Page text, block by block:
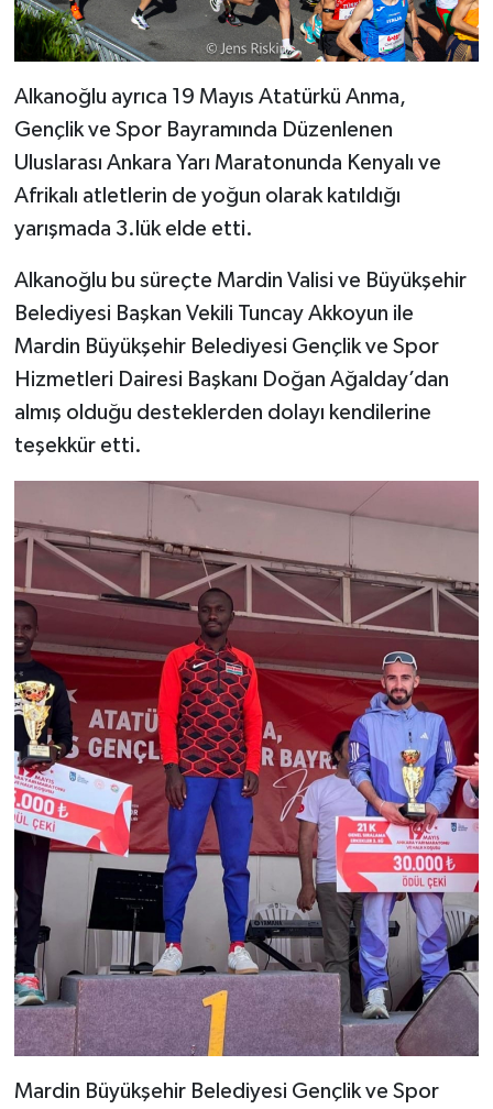
Alkanoğlu ayrıca 19 Mayıs Atatürkü Anma,
Gençlik ve Spor Bayramında Düzenlenen
Uluslarası Ankara Yarı Maratonunda Kenyalı ve
Afrikalı atletlerin de yoğun olarak katıldığı
yarışmada 3.lük elde etti.
Alkanoğlu bu süreçte Mardin Valisi ve Büyükşehir
Belediyesi Başkan Vekili Tuncay Akkoyun ile
Mardin Büyükşehir Belediyesi Gençlik ve Spor
Hizmetleri Dairesi Başkanı Doğan Ağalday’dan
almış olduğu desteklerden dolayı kendilerine
teşekkür etti.
Mardin Büyükşehir Belediyesi Gençlik ve Spor